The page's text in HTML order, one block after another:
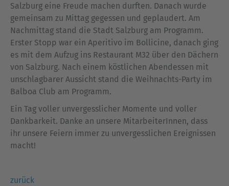
Salzburg eine Freude machen durften. Danach wurde
gemeinsam zu Mittag gegessen und geplaudert. Am
Nachmittag stand die Stadt Salzburg am Programm.
Erster Stopp war ein Aperitivo im Bollicine, danach ging
es mit dem Aufzug ins Restaurant M32 über den Dächern
von Salzburg. Nach einem köstlichen Abendessen mit
unschlagbarer Aussicht stand die Weihnachts-Party im
Balboa Club am Programm.
Ein Tag voller unvergesslicher Momente und voller
Dankbarkeit. Danke an unsere MitarbeiterInnen, dass
ihr unsere Feiern immer zu unvergesslichen Ereignissen
macht!
zurück